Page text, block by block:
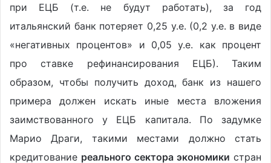
при ЕЦБ (т.е. не будут работать), за год
итальянский банк потеряет 0,25 у.е. (0,2 у.е. в виде
«негативных процентов» и 0,05 у.е. как процент
про ставке рефинансирования ЕЦБ). Таким
образом, чтобы получить доход, банк из нашего
примера должен искать иные места вложения
заимствованного у ЕЦБ капитала. По задумке
Марио Драги, такими местами должно стать
кредитование реального сектора экономики стран